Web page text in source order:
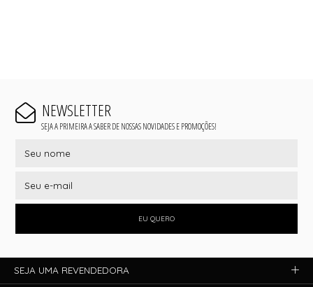
NEWSLETTER
SEJA A PRIMEIRA A SABER DE NOSSAS NOVIDADES E PROMOÇÕES!
EU QUERO
SEJA UMA REVENDEDORA